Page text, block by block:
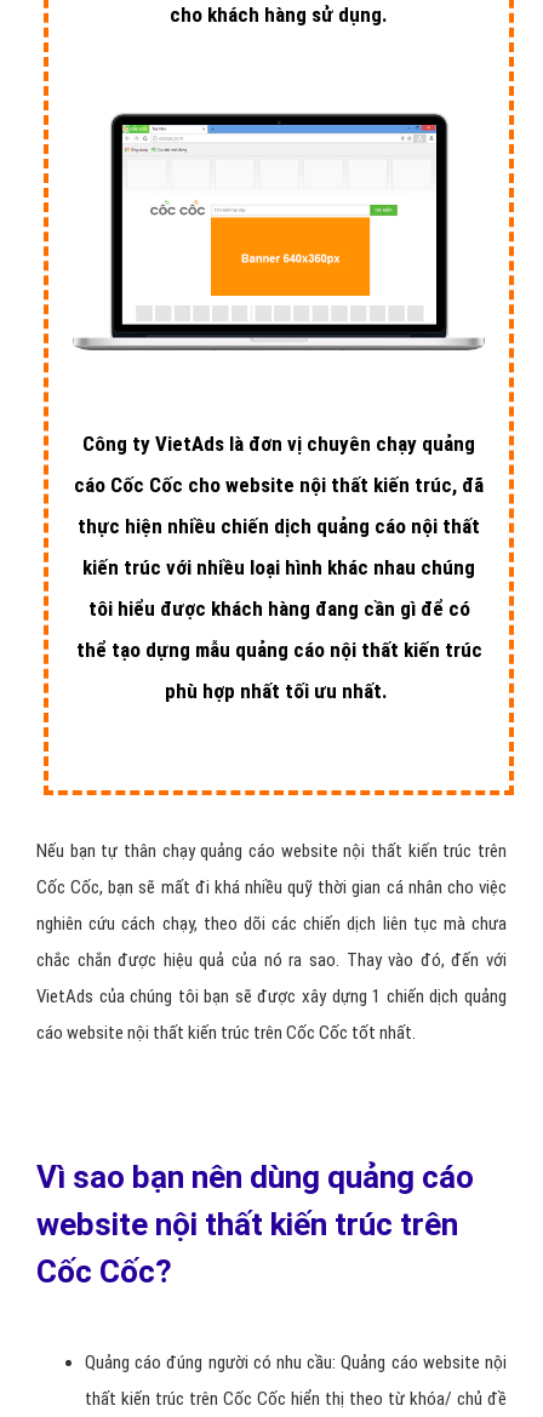
cho khách hàng sử dụng.
Công ty VietAds là đơn vị chuyên chạy quảng
cáo Cốc Cốc cho website nội thất kiến trúc, đã
thực hiện nhiều chiến dịch quảng cáo nội thất
kiến trúc với nhiều loại hình khác nhau chúng
tôi hiểu được khách hàng đang cần gì để có
thể tạo dựng mẫu quảng cáo nội thất kiến trúc
phù hợp nhất tối ưu nhất.
Nếu bạn tự thân chạy quảng cáo website nội thất kiến trúc trên
Cốc Cốc, bạn sẽ mất đi khá nhiều quỹ thời gian cá nhân cho việc
nghiên cứu cách chạy, theo dõi các chiến dịch liên tục mà chưa
chắc chắn được hiệu quả của nó ra sao. Thay vào đó, đến với
VietAds của chúng tôi bạn sẽ được xây dựng 1 chiến dịch quảng
cáo website nội thất kiến trúc trên Cốc Cốc tốt nhất.
Vì sao bạn nên dùng quảng cáo
website nội thất kiến trúc trên
Cốc Cốc?
Quảng cáo đúng người có nhu cầu: Quảng cáo website nội
thất kiến trúc trên Cốc Cốc hiển thị theo từ khóa/ chủ đề